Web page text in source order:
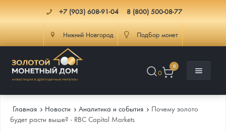
+7 (903) 608-91-04 8 (800) 500-08-77
Нижний Новгород Подбор монет
0
0
Главная Новости Аналитика и события
Почему золото
будет расти выше? - RBC Capital Markets